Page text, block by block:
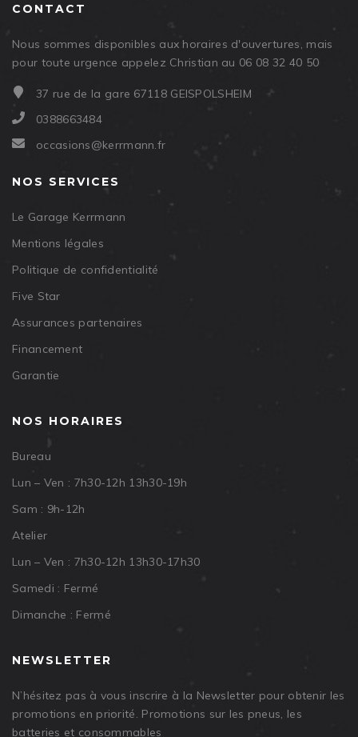
CONTACT
Nous sommes disponibles aux horaires d'ouvertures, mais
pour toute urgence appelez Christian au 06 08 32 40 50
37 rue de la gare 67118 GEISPOLSHEIM
0388663484
occasions@kerrmann.fr
NOS SERVICES
Le Garage Kerrmann
Mentions légales
Politique de confidentialité
Five Star
Assurances partenaires
Financement
Garantie
NOS HORAIRES
Bureau
Lun – Ven : 7h30-12h 13h30-19h
Sam : 9h-12h
Atelier
Lun – Ven : 7h30-12h 13h30-17h30
Samedi : Fermé
Dimanche : Fermé
NEWSLETTER
N’hésitez pas à vous inscrire à la Newsletter pour obtenir les
promotions en priorité. Promotions sur les pneus, les
batteries et consommables